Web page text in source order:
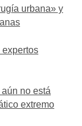
urbana» y
expertos
no está
extremo